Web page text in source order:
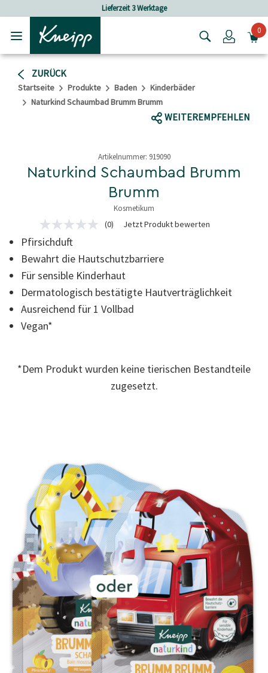
Login0
ZURÜCK
Startseite Produkte Baden
Kinderbäder
Naturkind Schaumbad Brumm Brumm
WEITEREMPFEHLEN
Artikelnummer: 919090
Naturkind Schaumbad Brumm
Brumm
Kosmetikum
4,7 von 5 Sternen
Kein
Beurteilungswert
Link
auf
Seite.
(0) Jetzt Produkt bewerten
Pfirsichduft
Bewahrt die Hautschutzbarriere
Für sensible Kinderhaut
Dermatologisch bestätigte Hautverträglichkeit
Ausreichend für 1 Vollbad
Vegan*
*Dem Produkt wurden keine tierischen Bestandteile
zugesetzt.